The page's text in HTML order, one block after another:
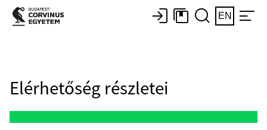
EN
Elérhetőség részletei